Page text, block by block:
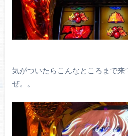
気がついたらこんなところまで来
ぜ。。